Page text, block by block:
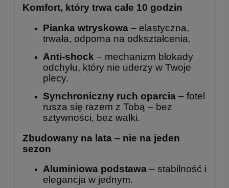
Komfort, który trwa całe 10 godzin
Pianka wtryskowa – elastyczna,
trwała, odporna na odkształcenia.
Anti-shock – mechanizm blokady
odchyłu, który nie uderzy w Twoje
plecy.
Synchroniczny ruch oparcia – fotel
rusza się razem z Tobą – bez
sztywności, bez walki.
Zbudowany na lata – nie na jeden
sezon
Aluminiowa podstawa – stabilność i
elegancja w jednym.